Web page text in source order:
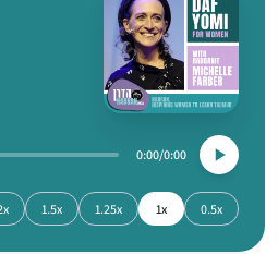
0:00
0:00
0.5x
1x
1.25x
1.5x
2x